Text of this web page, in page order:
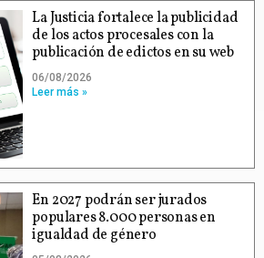
La Justicia fortalece la publicidad
de los actos procesales con la
publicación de edictos en su web
06/08/2026
Leer más »
En 2027 podrán ser jurados
populares 8.000 personas en
igualdad de género